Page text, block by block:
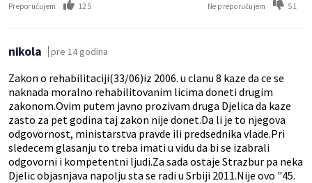
Preporučujem 125 Ne preporučujem 51
nikola pre 14 godina
Zakon o rehabilitaciji(33/06)iz 2006. u clanu 8 kaze da ce se
naknada moralno rehabilitovanim licima doneti drugim
zakonom.Ovim putem javno prozivam druga Djelica da kaze
zasto za pet godina taj zakon nije donet.Da li je to njegova
odgovornost, ministarstva pravde ili predsednika vlade.Pri
sledecem glasanju to treba imati u vidu da bi se izabrali
odgovorni i kompetentni ljudi.Za sada ostaje Strazbur pa neka
Djelic objasnjava napolju sta se radi u Srbiji 2011.Nije ovo "45.